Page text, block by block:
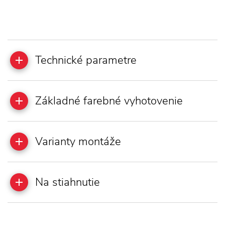
Technické parametre
Základné farebné vyhotovenie
Varianty montáže
Na stiahnutie